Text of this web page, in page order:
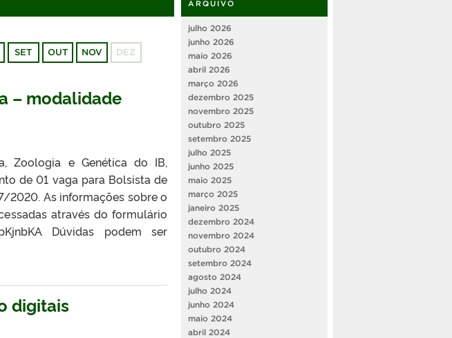
SET OUT NOV DEZ
– modalidade
Zoologia e Genética do IB,
de 01 vaga para Bolsista de
2020. As informações sobre o
através do formulário
Dúvidas podem ser
digitais
ARQUIVO
julho 2026
junho 2026
maio 2026
abril 2026
março 2026
dezembro 2025
novembro 2025
outubro 2025
setembro 2025
julho 2025
junho 2025
maio 2025
março 2025
janeiro 2025
dezembro 2024
novembro 2024
outubro 2024
setembro 2024
agosto 2024
julho 2024
junho 2024
maio 2024
abril 2024